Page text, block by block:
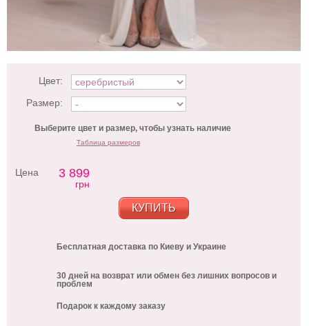
Цвет:
Размер:
Выберите цвет и размер, чтобы узнать наличие
Таблица размеров
Цена 3 899
грн
КУПИТЬ
Бесплатная доставка по Киеву и Украине
30 дней на возврат или обмен без лишних вопросов и
проблем
Подарок к каждому заказу